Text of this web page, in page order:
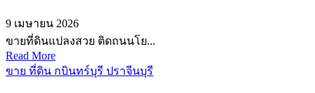
9 เมษายน 2026
ขายที่ดินแปลงสวย ติดถนนโย...
Read More
ขาย ที่ดิน กบินทร์บุรี ปราจีนบุรี